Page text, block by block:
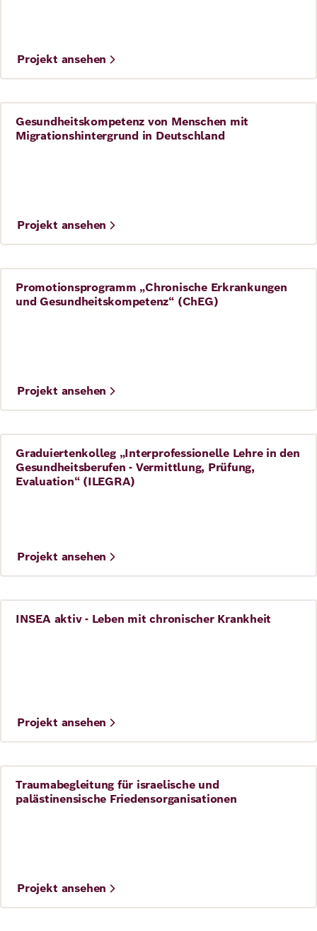
Projekt ansehen
Gesundheit
Gesundheitskompetenz von Menschen mit
Migrationshintergrund in Deutschland
Projekt ansehen
Gesundheit
Promotionsprogramm „Chronische Erkrankungen
und Gesundheitskompetenz“ (ChEG)
Projekt ansehen
Gesundheit
Graduiertenkolleg „Interprofessionelle Lehre in den
Gesundheitsberufen - Vermittlung, Prüfung,
Evaluation“ (ILEGRA)
Projekt ansehen
Gesundheit
INSEA aktiv - Leben mit chronischer Krankheit
Projekt ansehen
Frieden
Traumabegleitung für israelische und
palästinensische Friedensorganisationen
Projekt ansehen